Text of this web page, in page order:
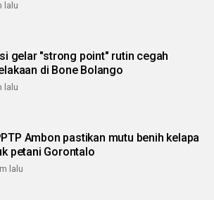
lalu
gelar "strong point" rutin cegah
di Bone Bolango
lalu
Ambon pastikan mutu benih kelapa
petani Gorontalo
lalu